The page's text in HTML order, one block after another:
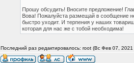
Прошу обсудить! Вносите предложение!
Вова! Пожалуйста размещай в сообщение
быстро уходит. И терпения у наших
которая для нас же с тобой необходима!
Последний раз редактировалось: root (Вс Фев 07, 2021